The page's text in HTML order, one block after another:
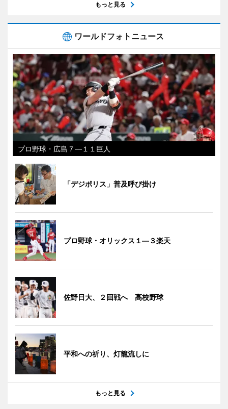
もっと見る
ワールドフォトニュース
プロ野球・広島７―１１巨人
「デジポリス」普及呼び掛け
プロ野球・オリックス１―３楽天
佐野日大、２回戦へ 高校野球
平和への祈り、灯籠流しに
もっと見る